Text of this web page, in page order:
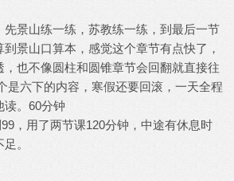
先景山练一练，苏教练一练，到最后一节
景山口算本，感觉这个章节有点快了，
，也不像圆柱和圆锥章节会回翻就直接往
是六下的内容，寒假还要回滚，一天全程
读。60分钟
，用了两节课120分钟，中途有休息时
。